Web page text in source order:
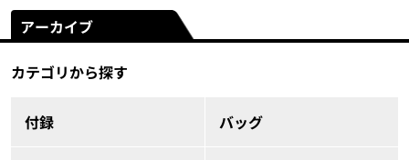
アーカイブ
カテゴリから探す
付録 バッグ